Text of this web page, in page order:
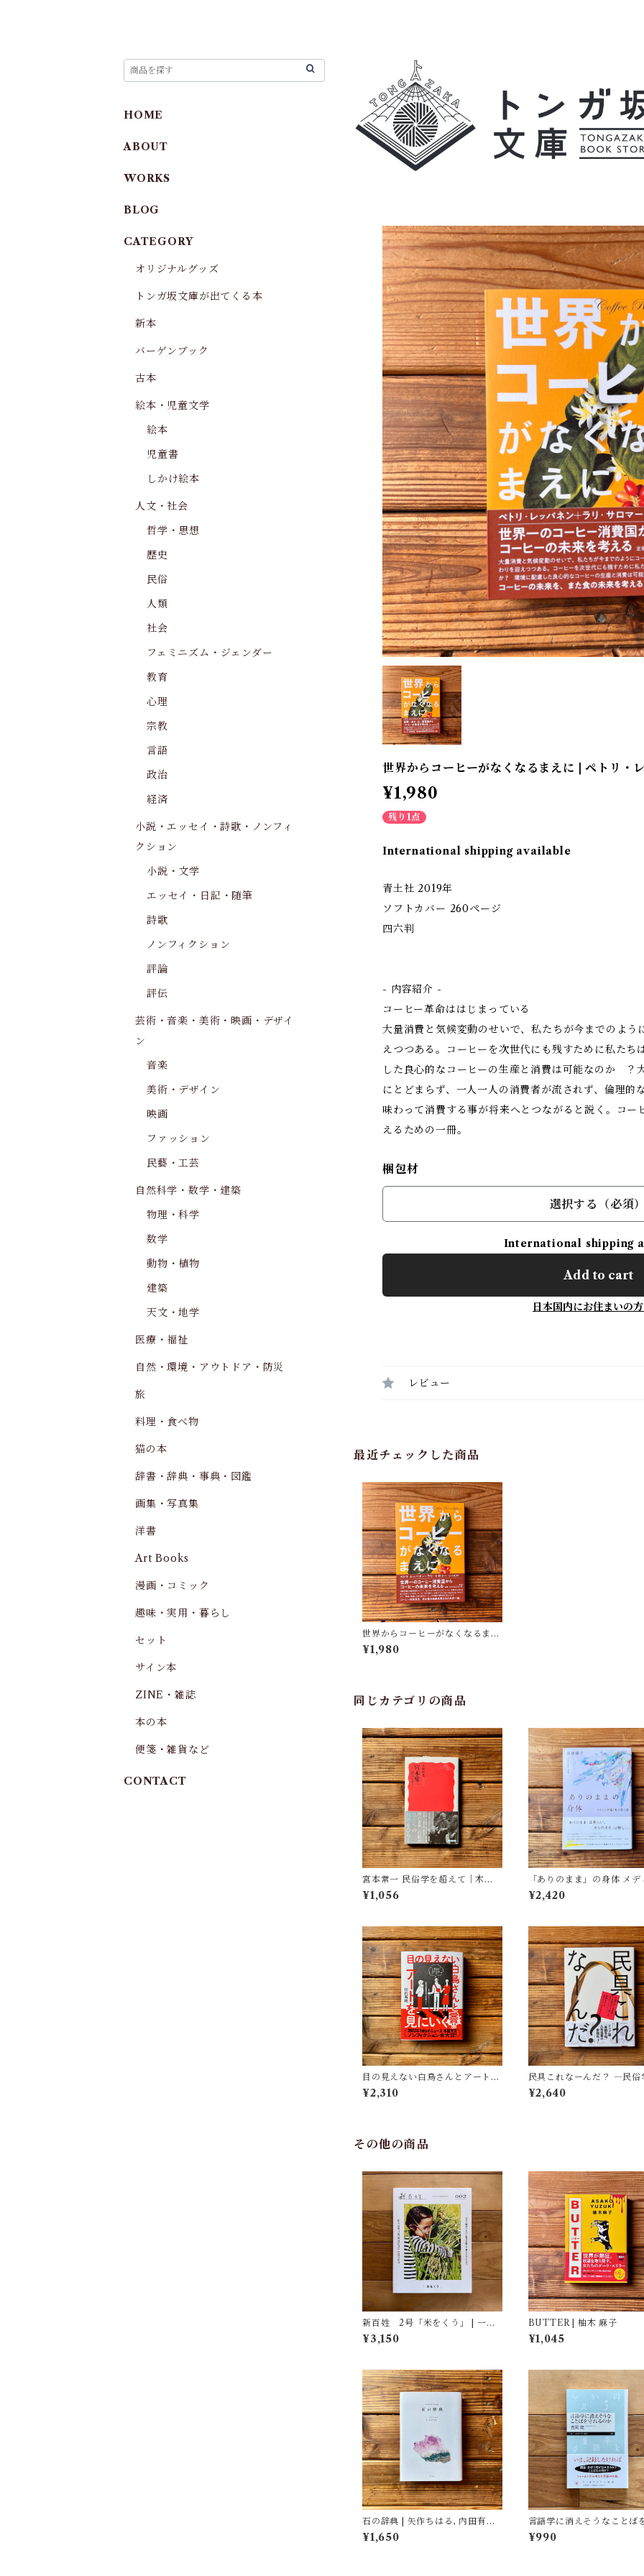
世界からコーヒーがなくなるまえに | ペトリ・
¥1,980
残り1点
International shipping available
青土社 2019年
ソフトカバー 260ページ
四六判
- 内容紹介 -
コーヒー革命ははじまっている
大量消費と気候変動のせいで、私たちが今までのよう
えつつある。コーヒーを次世代にも残すために私た
した良心的なコーヒーの生産と消費は可能なのか ？
にとどまらず、一人一人の消費者が流されず、倫理的
味わって消費する事が将来へとつながると説く。コー
えるための一冊。
梱包材
選択する（必須）
International shipping
Add to cart
日本国内にお住まいの
レビュー
最近チェックした商品
世界からコーヒーがなくなるまえ
に | ペトリ・レッパネン, ラリ・
サロマー
¥1,980
同じカテゴリの商品
宮本常一 民俗学を超えて｜木村
哲也
¥1,056
「ありのまま」の身体 メデ
が描く私の見た目 | 藤嶋 陽
¥2,420
目の見えない白鳥さんとアートを
見にいく | 川内 有緒
¥2,310
民具これなーんだ？ ―民俗
者・宮本常一が美術大学に
民具コレクション | 加藤幸治
¥2,640
その他の商品
新百姓 2号「米をくう」 | 一般
社団法人新百姓(編集)
¥3,150
BUTTER | 柚木 麻子
¥1,045
石の辞典 | 矢作ちはる, 内田有美
(イラスト)
¥1,650
言語学に消えそうなことば
るのか | 吉岡 乾
¥990
HOME
ABOUT
WORKS
BLOG
CATEGORY
オリジナルグッズ
トンガ坂文庫が出てくる本
新本
バーゲンブック
古本
絵本・児童文学
絵本
児童書
しかけ絵本
人文・社会
哲学・思想
歴史
民俗
人類
社会
フェミニズム・ジェンダー
教育
心理
宗教
言語
政治
経済
小説・エッセイ・詩歌・ノンフィ
クション
小説・文学
エッセイ・日記・随筆
詩歌
ノンフィクション
評論
評伝
芸術・音楽・美術・映画・デザイ
ン
音楽
美術・デザイン
映画
ファッション
民藝・工芸
自然科学・数学・建築
物理・科学
数学
動物・植物
建築
天文・地学
医療・福祉
自然・環境・アウトドア・防災
旅
料理・食べ物
猫の本
辞書・辞典・事典・図鑑
画集・写真集
洋書
Art Books
漫画・コミック
趣味・実用・暮らし
セット
サイン本
ZINE・雑誌
本の本
便箋・雑貨など
CONTACT